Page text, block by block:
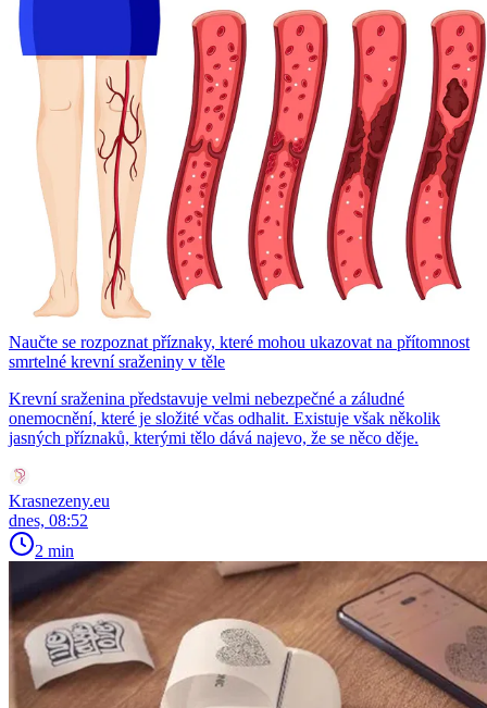
Naučte se rozpoznat příznaky, které mohou ukazovat na přítomnost
smrtelné krevní sraženiny v těle
Krevní sraženina představuje velmi nebezpečné a záludné
onemocnění, které je složité včas odhalit. Existuje však několik
jasných příznaků, kterými tělo dává najevo, že se něco děje.
Krasnezeny.eu
dnes, 08:52
2 min